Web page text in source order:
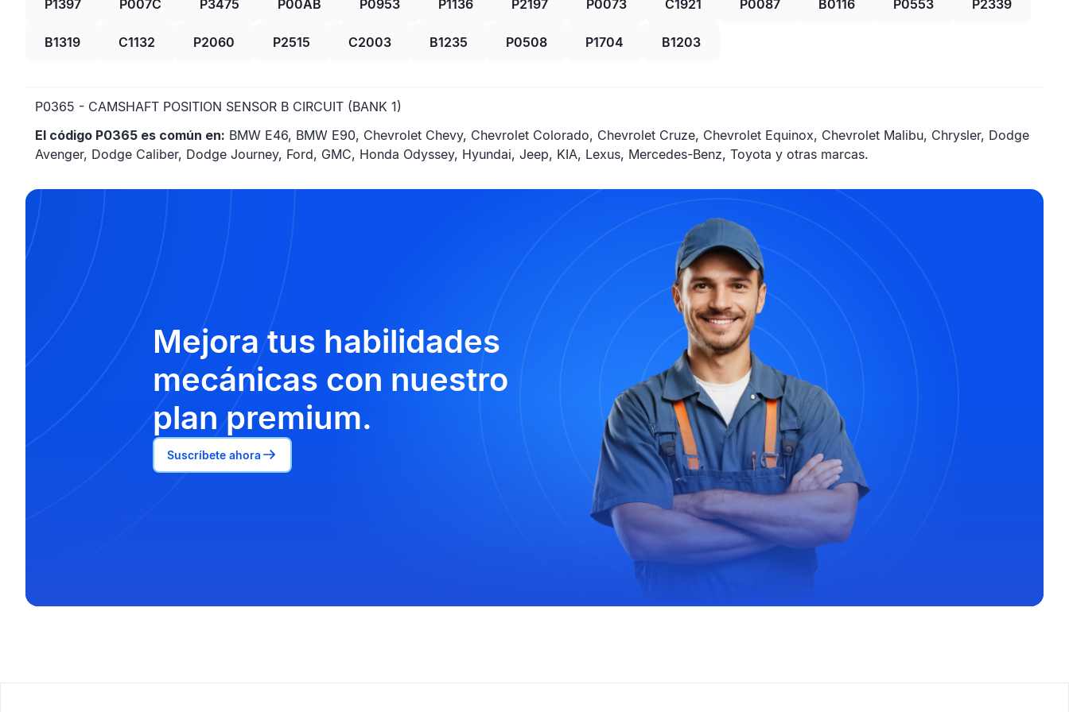
P1397 P007C P3475 P00AB P0953 P1136 P2197 P0073 C1921 P0087 B0116 P0553 P2339
B1319 C1132 P2060 P2515 C2003 B1235 P0508 P1704 B1203
P0365 - CAMSHAFT POSITION SENSOR B CIRCUIT (BANK 1)
El código P0365 es común en: BMW E46, BMW E90, Chevrolet Chevy, Chevrolet Colorado, Chevrolet Cruze, Chevrolet Equinox, Chevrolet Malibu, Chrysler, Dodge
Avenger, Dodge Caliber, Dodge Journey, Ford, GMC, Honda Odyssey, Hyundai, Jeep, KIA, Lexus, Mercedes-Benz, Toyota y otras marcas.
Mejora tus habilidades
mecánicas con nuestro
plan premium.
Suscríbete ahora